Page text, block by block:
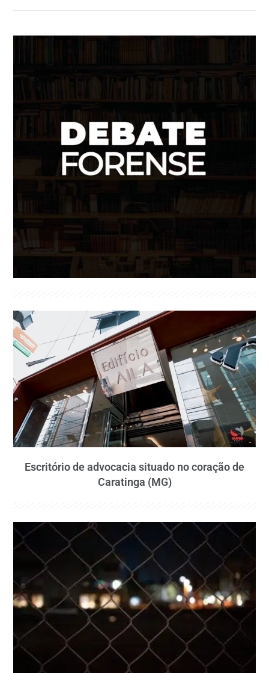
Escritório de advocacia situado no coração de
Caratinga (MG)